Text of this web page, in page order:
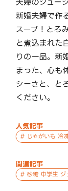
新婚夫婦で作
スープ！とろ
と煮込まれた
りの一品。新
まった、心も
シーさと、と
ください。
人気記事
# じゃがいも 冷
関連記事
# 砂糖 中学生 ジ